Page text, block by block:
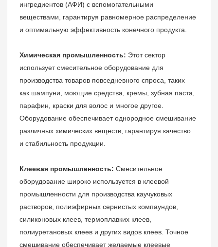
ингредиентов (АФИ) с вспомогательными
веществами, гарантируя равномерное распределение
и оптимальную эффективность конечного продукта.
Химическая промышленность: Этот сектор
использует смесительное оборудование для
производства товаров повседневного спроса, таких
как шампуни, моющие средства, кремы, зубная паста,
парафин, краски для волос и многое другое.
Оборудование обеспечивает однородное смешивание
различных химических веществ, гарантируя качество
и стабильность продукции.
Клеевая промышленность: Смесительное
оборудование широко используется в клеевой
промышленности для производства каучуковых
растворов, полиэфирных сернистых компаундов,
силиконовых клеев, термоплавких клеев,
полиуретановых клеев и других видов клеев. Точное
смешивание обеспечивает желаемые клеевые